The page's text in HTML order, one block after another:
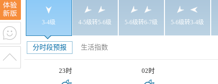
3-4级 4-5级转5-6级 5-6级转6-7级 5-6级转3-4级
分时段预报 生活指数
23时 02时